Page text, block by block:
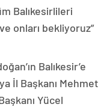
Balıkesirlileri
onları bekliyoruz”
Balıkesir’e
İl Başkanı Mehmet
Yücel